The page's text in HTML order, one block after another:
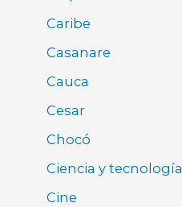
Caribe
Casanare
Cauca
Cesar
Chocó
Ciencia y tecnología
Cine